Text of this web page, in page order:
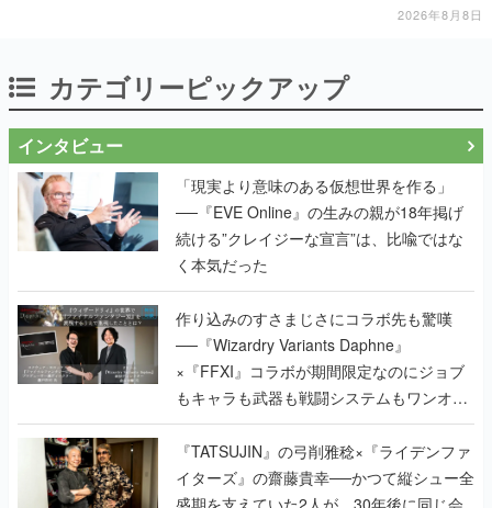
2026年8月8日
カテゴリーピックアップ
インタビュー
「現実より意味のある仮想世界を作る」
──『EVE Online』の生みの親が18年掲げ
続ける”クレイジーな宣言”は、比喩ではな
く本気だった
作り込みのすさまじさにコラボ先も驚嘆
──『Wizardry Variants Daphne』
×『FFXI』コラボが期間限定なのにジョブ
もキャラも武器も戦闘システムもワンオフ
で作り込まれた理由を両ディレクターに聞
く
『TATSUJIN』の弓削雅稔×『ライデンファ
イターズ』の齋藤貴幸──かつて縦シュー全